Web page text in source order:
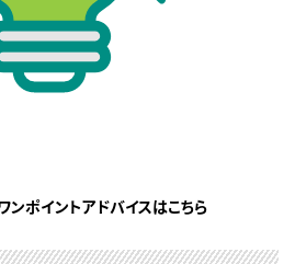
ポイントアドバイスはこちら